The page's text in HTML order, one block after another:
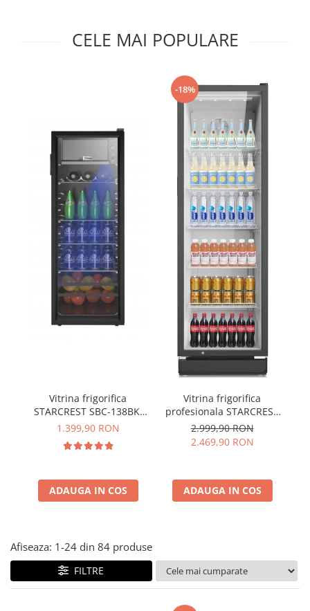
CELE MAI POPULARE
Vitrina frigorifica
STARCREST SBC-138BK,
138 L, Control
H 125 cm, Negru
1.399,90 RON
ADAUGA IN COS
-18%
Vitrina frigorifica
profesionala STARCREST
SPS-350, 350 L, Termostat
reglabil, Iluminare LED, H
194.5 cm, Negru
2.999,90 RON
2.469,90 RON
ADAUGA IN COS
Afiseaza: 1-24 din 84 produse
FILTRE